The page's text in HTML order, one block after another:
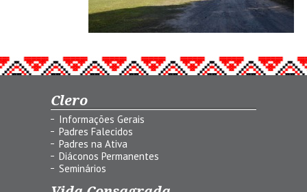
Clero
Informações Gerais
Padres Falecidos
Padres na Ativa
Diáconos Permanentes
Seminários